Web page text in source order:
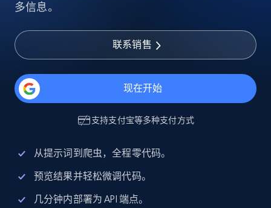
多信息。
联系销售
现在开始
支持支付宝等多种支付方式
从提示词到爬虫，全程零代码。
预览结果并轻松微调代码。
几分钟内部署为 API 端点。